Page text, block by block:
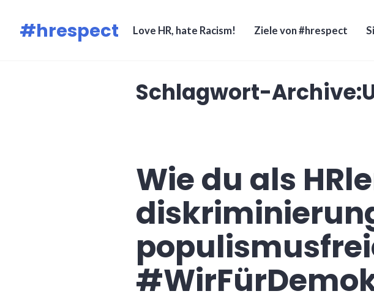
Inhalt#hrespect Love HR, hate Racism! Ziele von #hrespect
Schlagwort-Archive:
Wie du als